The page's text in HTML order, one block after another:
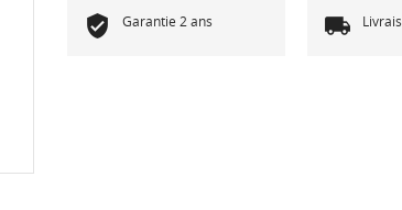
Garantie 2 ans